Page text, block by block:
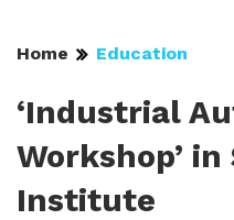
Home Education
‘Industrial
Workshop’
Institute